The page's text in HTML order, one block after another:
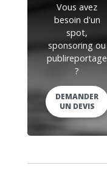
Vous avez
besoin d'un
spot,
sponsoring ou
publireportage
?
DEMANDER
UN DEVIS